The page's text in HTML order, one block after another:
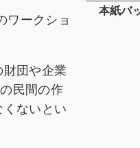
ワークショ
団や企業
民間の作
ないとい
本紙バ